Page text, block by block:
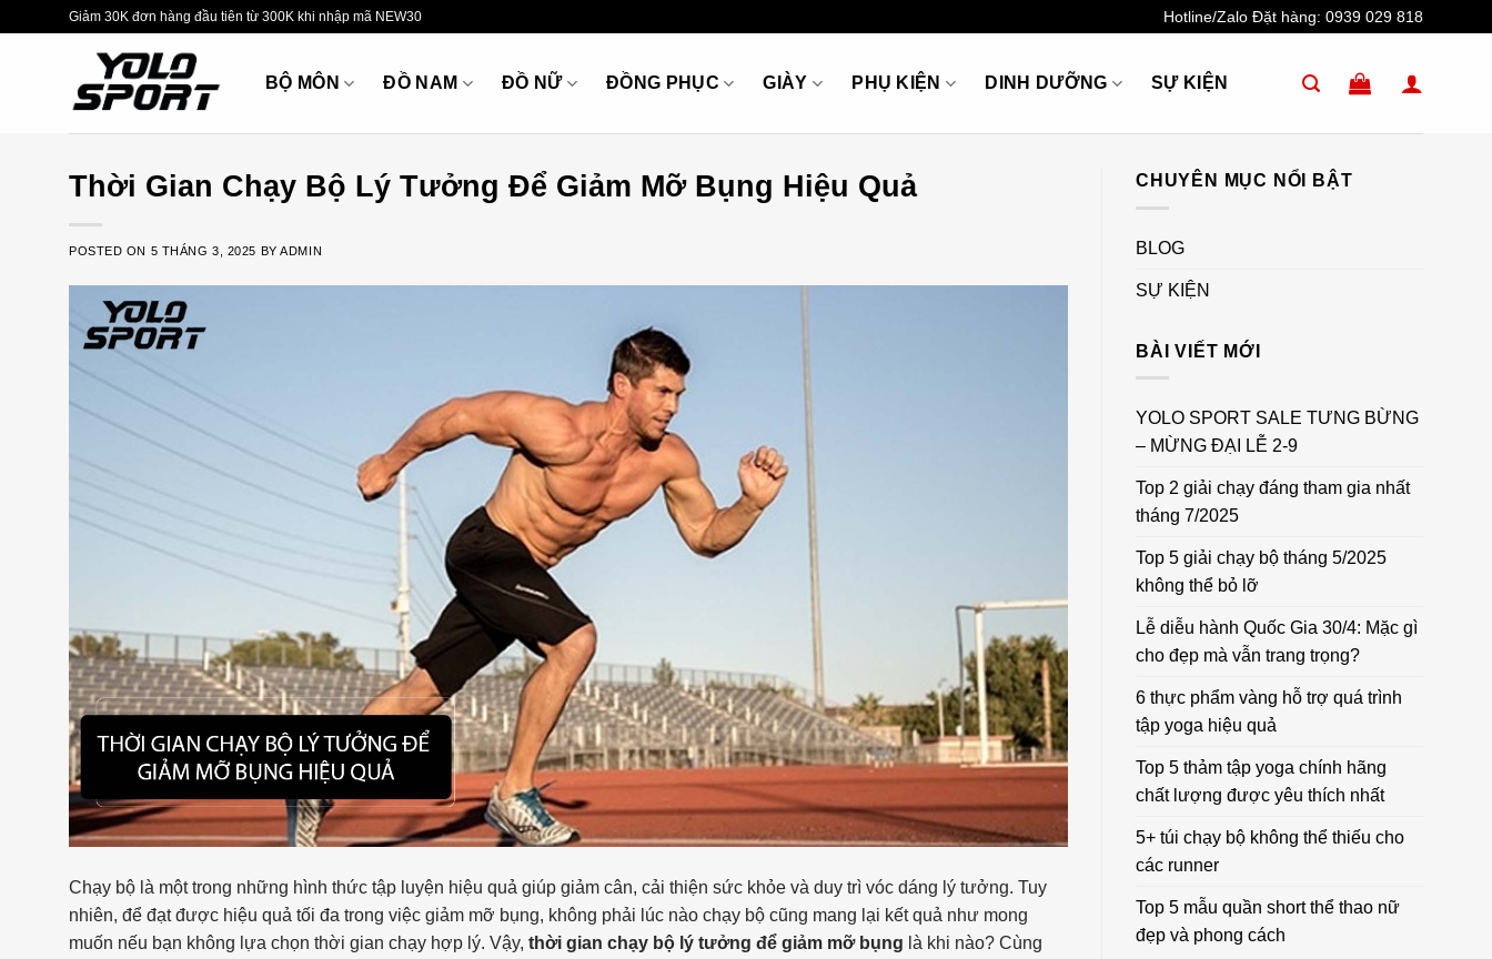
Giảm 30K đơn hàng đầu tiên từ 300K khi nhập mã NEW30 Hotline/Zalo Đặt hàng: 0939 029 818
BỘ MÔN ĐỒ NAM ĐỒ NỮ ĐỒNG PHỤC GIÀY PHỤ KIỆN DINH DƯỠNG SỰ KIỆN
Thời Gian Chạy Bộ Lý Tưởng Để Giảm Mỡ Bụng Hiệu Quả
POSTED ON 5 THÁNG 3, 2025 BYADMIN
Chạy bộ là một trong những hình thức tập luyện hiệu quả giúp giảm cân, cải thiện sức khỏe và duy trì vóc dáng lý tưởng. Tuy
nhiên, để đạt được hiệu quả tối đa trong việc giảm mỡ bụng, không phải lúc nào chạy bộ cũng mang lại kết quả như mong
muốn nếu bạn không lựa chọn thời gian chạy hợp lý. Vậy, thời gian chạy bộ lý tưởng để giảm mỡ bụng là khi nào? Cùng
CHUYÊN MỤC NỔI BẬT
BLOG
SỰ KIỆN
BÀI VIẾT MỚI
YOLO SPORT SALE TƯNG BỪNG
– MỪNG ĐẠI LỄ 2-9
Top 2 giải chạy đáng tham gia nhất
tháng 7/2025
Top 5 giải chạy bộ tháng 5/2025
không thể bỏ lỡ
Lễ diễu hành Quốc Gia 30/4: Mặc gì
cho đẹp mà vẫn trang trọng?
6 thực phẩm vàng hỗ trợ quá trình
tập yoga hiệu quả
Top 5 thảm tập yoga chính hãng
chất lượng được yêu thích nhất
5+ túi chạy bộ không thể thiếu cho
các runner
Top 5 mẫu quần short thể thao nữ
đẹp và phong cách